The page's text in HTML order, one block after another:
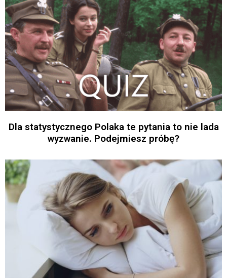
Dla statystycznego Polaka te pytania to nie lada
wyzwanie. Podejmiesz próbę?